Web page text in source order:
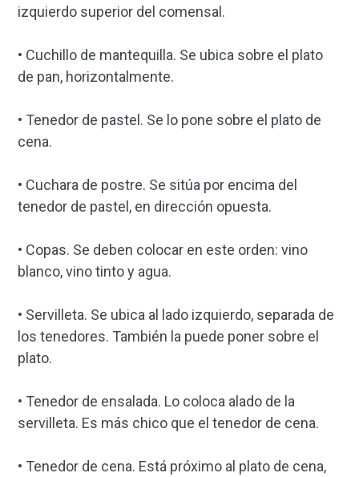
izquierdo superior del comensal.
• Cuchillo de mantequilla. Se ubica sobre el plato
de pan, horizontalmente.
• Tenedor de pastel. Se lo pone sobre el plato de
cena.
• Cuchara de postre. Se sitúa por encima del
tenedor de pastel, en dirección opuesta.
• Copas. Se deben colocar en este orden: vino
blanco, vino tinto y agua.
• Servilleta. Se ubica al lado izquierdo, separada de
los tenedores. También la puede poner sobre el
plato.
• Tenedor de ensalada. Lo coloca alado de la
servilleta. Es más chico que el tenedor de cena.
• Tenedor de cena. Está próximo al plato de cena,